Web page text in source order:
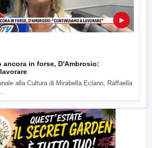
▶
ancora in forse, D'Ambrosio:
alla Cultura di Mirabella Eclano, Raffaella